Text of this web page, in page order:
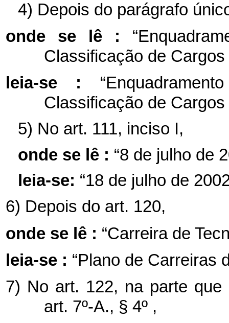
4) Depois do parágrafo
onde se lê :
Classificação de Cargos
leia-se :
Classificação de
5) No art. 111, inciso I,
onde se lê : “8 de julho de
leia-se: “18 de julho de
6) Depois do art. 120,
onde se lê : “Carreira de
leia-se : “Plano de Carreiras
7) No art. 122, na parte
art. 7º-A., § 4º ,